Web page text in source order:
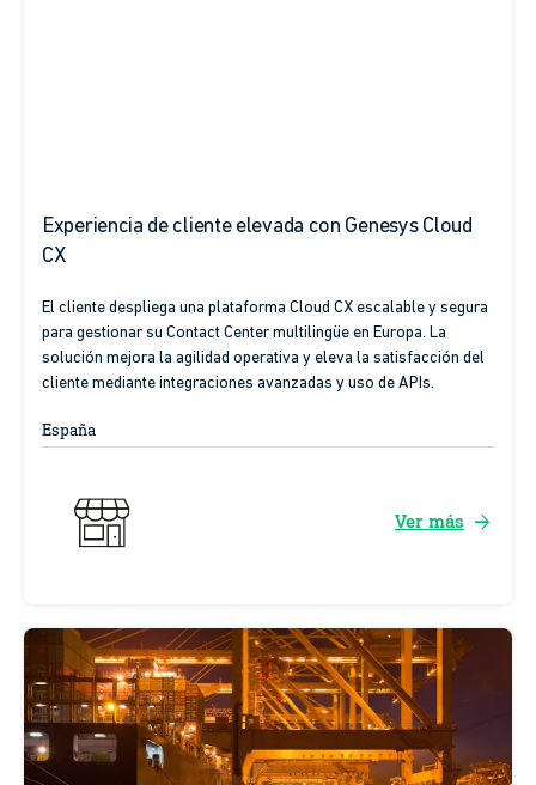
Experiencia de cliente elevada con Genesys Cloud
CX
El cliente despliega una plataforma Cloud CX escalable y segura
para gestionar su Contact Center multilingüe en Europa. La
solución mejora la agilidad operativa y eleva la satisfacción del
cliente mediante integraciones avanzadas y uso de APIs.
España
Ver más arrow_forward